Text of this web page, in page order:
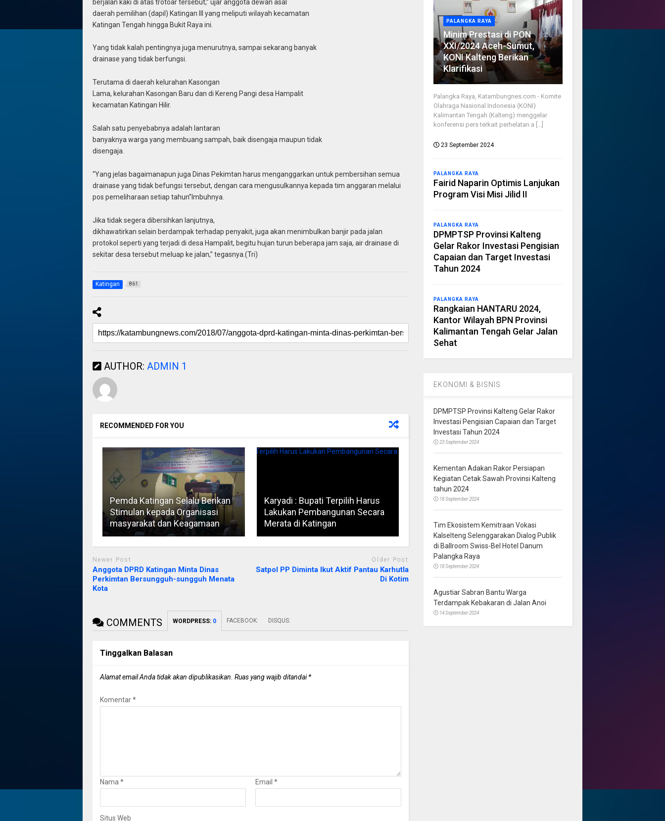
berjalan kaki di atas trotoar tersebut,” ujar anggota dewan asal
daerah pemilihan (dapil) Katingan III yang meliputi wilayah kecamatan
Katingan Tengah hingga Bukit Raya ini.
Yang tidak kalah pentingnya juga menurutnya, sampai sekarang banyak
drainase yang tidak berfungsi.
Terutama di daerah kelurahan Kasongan
Lama, kelurahan Kasongan Baru dan di Kereng Pangi desa Hampalit
kecamatan Katingan Hilir.
Salah satu penyebabnya adalah lantaran
banyaknya warga yang membuang sampah, baik disengaja maupun tidak
disengaja.
“Yang jelas bagaimanapun juga Dinas Pekimtan harus menganggarkan untuk pembersihan semua
drainase yang tidak befungsi tersebut, dengan cara mengusulkannya kepada tim anggaran melalui
pos pemeliharaan setiap tahun”Imbuhnya.
Jika tidak segera dibersihkan lanjutnya,
dikhawatirkan selain berdampak terhadap penyakit, juga akan menimbulkan banjir pada jalan
protokol seperti yang terjadi di desa Hampalit, begitu hujan turun beberapa jam saja, air drainase di
sekitar desa tersebut meluap ke jalan,” tegasnya.(Tri)
Katingan 861
AUTHOR: ADMIN 1
RECOMMENDED FOR YOU
Pemda Katingan Selalu Berikan
Stimulan kepada Organisasi
masyarakat dan Keagamaan
Karyadi : Bupati Terpilih Harus
Lakukan Pembangunan Secara
Merata di Katingan
Newer Post
Anggota DPRD Katingan Minta Dinas
Perkimtan Bersungguh-sungguh Menata
Kota
Older Post
Satpol PP Diminta Ikut Aktif Pantau Karhutla
Di Kotim
COMMENTS WORDPRESS: 0 FACEBOOK: DISQUS:
Tinggalkan Balasan
Alamat email Anda tidak akan dipublikasikan. Ruas yang wajib ditandai*
Komentar*
Nama * Email *
Situs Web
PALANGKA RAYA
Minim Prestasi di PON
XXI/2024 Aceh-Sumut,
KONI Kalteng Berikan
Klarifikasi
Palangka Raya, Katambungnes.com - Komite
Olahraga Nasional Indonesia (KONI)
Kalimantan Tengah (Kalteng) menggelar
konferensi pers terkait perhelatan a [...]
23 September 2024
PALANGKA RAYA
Fairid Naparin Optimis Lanjukan
Program Visi Misi Jilid II
PALANGKA RAYA
DPMPTSP Provinsi Kalteng
Gelar Rakor Investasi Pengisian
Capaian dan Target Investasi
Tahun 2024
PALANGKA RAYA
Rangkaian HANTARU 2024,
Kantor Wilayah BPN Provinsi
Kalimantan Tengah Gelar Jalan
Sehat
EKONOMI & BISNIS
DPMPTSP Provinsi Kalteng Gelar Rakor
Investasi Pengisian Capaian dan Target
Investasi Tahun 2024
23 September 2024
Kementan Adakan Rakor Persiapan
Kegiatan Cetak Sawah Provinsi Kalteng
tahun 2024
18 September 2024
Tim Ekosistem Kemitraan Vokasi
Kalselteng Selenggarakan Dialog Publik
di Ballroom Swiss-Bel Hotel Danum
Palangka Raya
18 September 2024
Agustiar Sabran Bantu Warga
Terdampak Kebakaran di Jalan Anoi
14 September 2024